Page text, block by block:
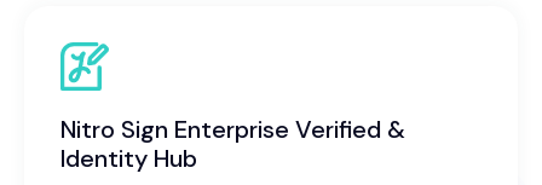
Nitro Sign Enterprise Verified &
Identity Hub